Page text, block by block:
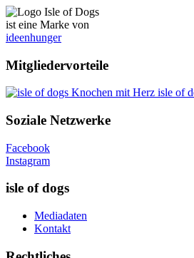
ist eine Marke von
ideenhunger
Mitgliedervorteile
isle of
Soziale Netzwerke
Facebook
Instagram
isle of dogs
Mediadaten
Kontakt